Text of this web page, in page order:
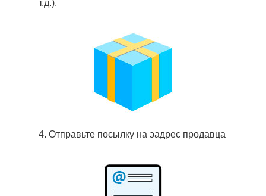
т.д.).
4. Отправьте посылку на эадрес продавца